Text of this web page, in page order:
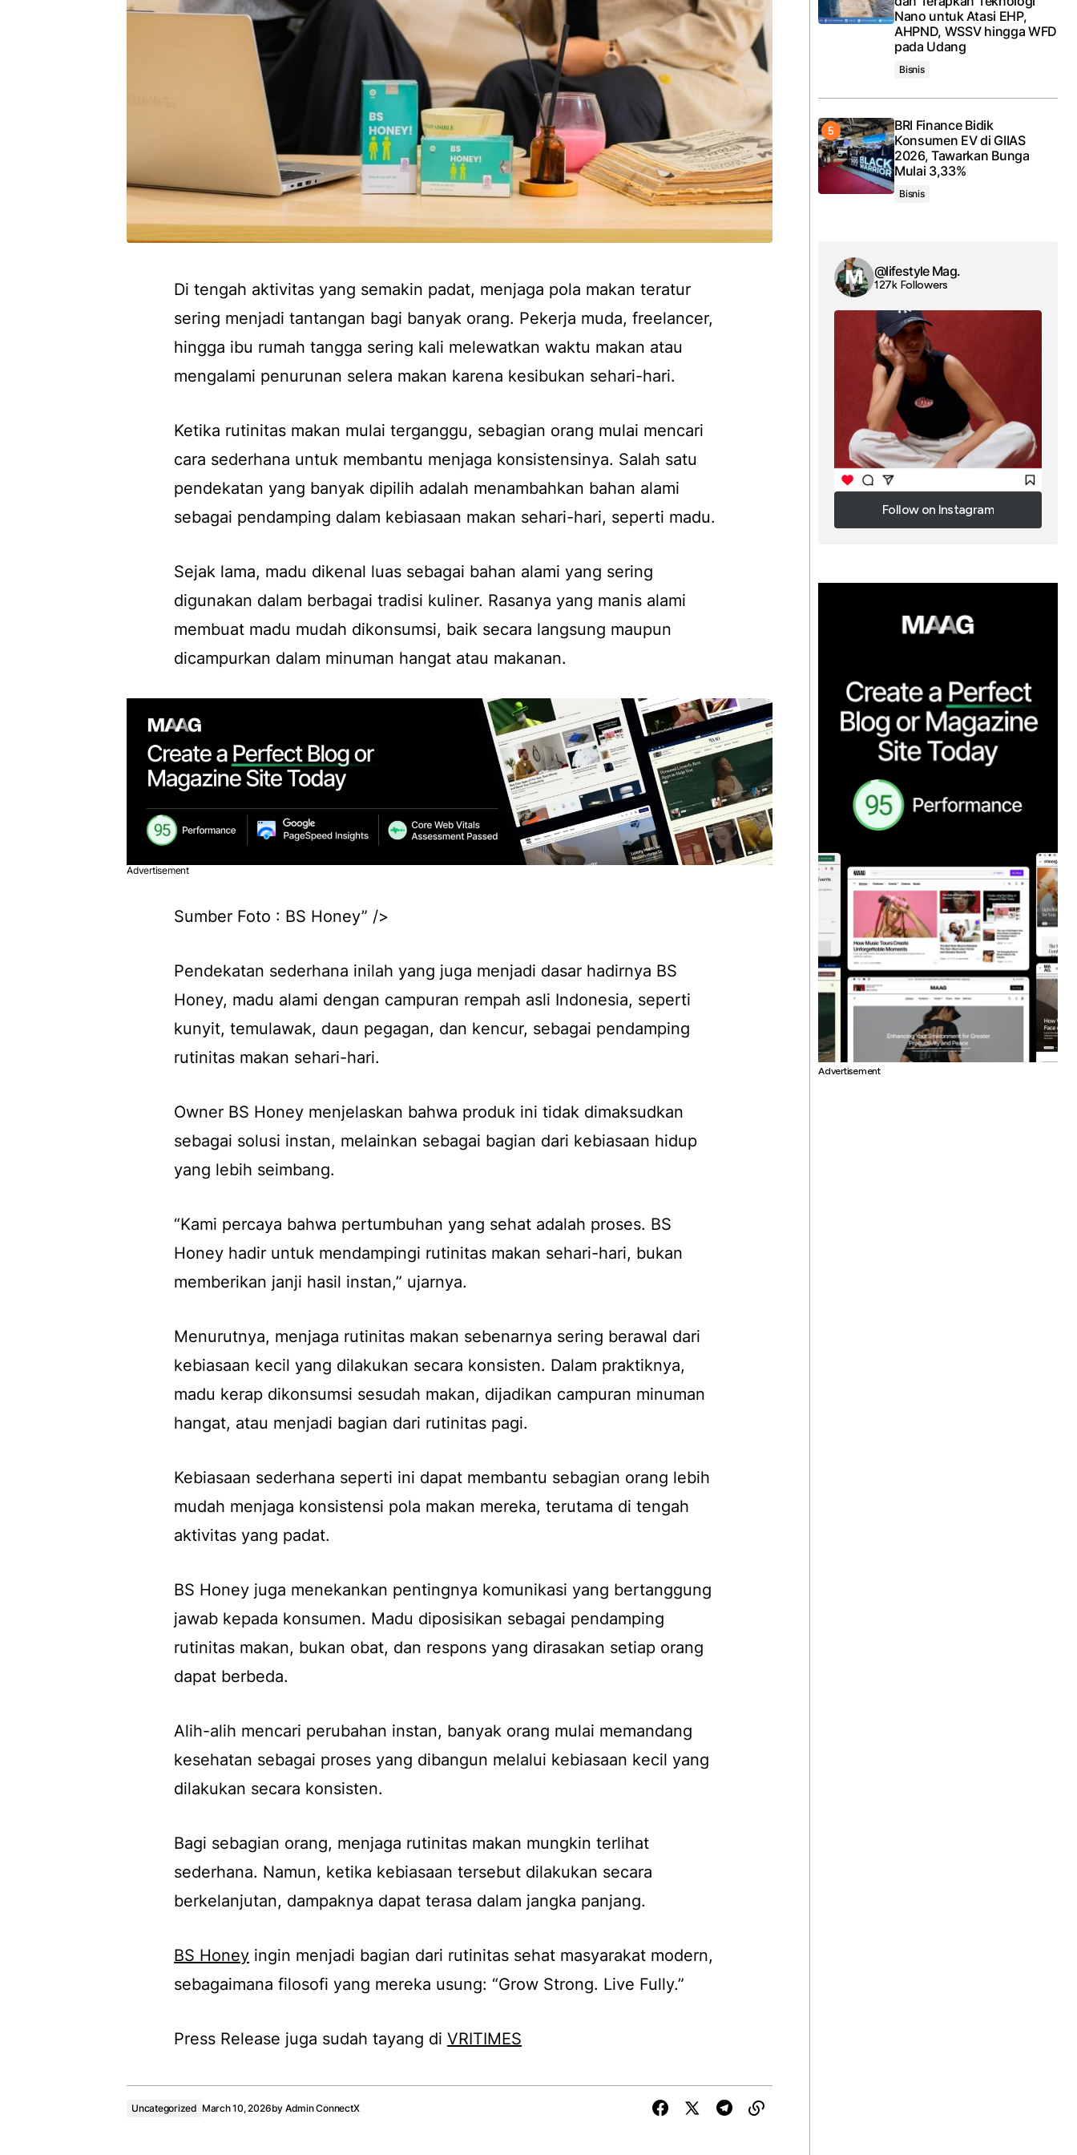
Di tengah aktivitas yang semakin padat, menjaga pola makan teratur
sering menjadi tantangan bagi banyak orang. Pekerja muda, freelancer,
hingga ibu rumah tangga sering kali melewatkan waktu makan atau
mengalami penurunan selera makan karena kesibukan sehari-hari.
Ketika rutinitas makan mulai terganggu, sebagian orang mulai mencari
cara sederhana untuk membantu menjaga konsistensinya. Salah satu
pendekatan yang banyak dipilih adalah menambahkan bahan alami
sebagai pendamping dalam kebiasaan makan sehari-hari, seperti madu.
Sejak lama, madu dikenal luas sebagai bahan alami yang sering
digunakan dalam berbagai tradisi kuliner. Rasanya yang manis alami
membuat madu mudah dikonsumsi, baik secara langsung maupun
dicampurkan dalam minuman hangat atau makanan.
Advertisement
Sumber Foto : BS Honey” />
Pendekatan sederhana inilah yang juga menjadi dasar hadirnya BS
Honey, madu alami dengan campuran rempah asli Indonesia, seperti
kunyit, temulawak, daun pegagan, dan kencur, sebagai pendamping
rutinitas makan sehari-hari.
Owner BS Honey menjelaskan bahwa produk ini tidak dimaksudkan
sebagai solusi instan, melainkan sebagai bagian dari kebiasaan hidup
yang lebih seimbang.
“Kami percaya bahwa pertumbuhan yang sehat adalah proses. BS
Honey hadir untuk mendampingi rutinitas makan sehari-hari, bukan
memberikan janji hasil instan,” ujarnya.
Menurutnya, menjaga rutinitas makan sebenarnya sering berawal dari
kebiasaan kecil yang dilakukan secara konsisten. Dalam praktiknya,
madu kerap dikonsumsi sesudah makan, dijadikan campuran minuman
hangat, atau menjadi bagian dari rutinitas pagi.
Kebiasaan sederhana seperti ini dapat membantu sebagian orang lebih
mudah menjaga konsistensi pola makan mereka, terutama di tengah
aktivitas yang padat.
BS Honey juga menekankan pentingnya komunikasi yang bertanggung
jawab kepada konsumen. Madu diposisikan sebagai pendamping
rutinitas makan, bukan obat, dan respons yang dirasakan setiap orang
dapat berbeda.
Alih-alih mencari perubahan instan, banyak orang mulai memandang
kesehatan sebagai proses yang dibangun melalui kebiasaan kecil yang
dilakukan secara konsisten.
Bagi sebagian orang, menjaga rutinitas makan mungkin terlihat
sederhana. Namun, ketika kebiasaan tersebut dilakukan secara
berkelanjutan, dampaknya dapat terasa dalam jangka panjang.
BS Honey ingin menjadi bagian dari rutinitas sehat masyarakat modern,
sebagaimana filosofi yang mereka usung: “Grow Strong. Live Fully.”
Press Release juga sudah tayang di VRITIMES
Uncategorized March 10, 2026by Admin ConnectX
Nano untuk Atasi EHP,
AHPND, WSSV hingga WFD
pada Udang
Bisnis
BRI Finance Bidik
Konsumen EV di GIIAS
2026, Tawarkan Bunga
Mulai 3,33%
Bisnis
@lifestyle Mag.
127k Followers
Follow on Instagram
Follow on Instagram
Advertisement